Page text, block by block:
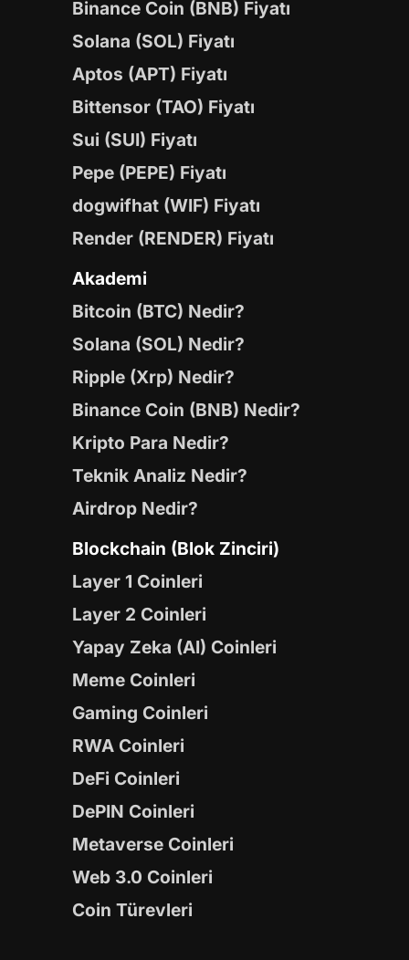
Binance Coin (BNB) Fiyatı
Solana (SOL) Fiyatı
Aptos (APT) Fiyatı
Bittensor (TAO) Fiyatı
Sui (SUI) Fiyatı
Pepe (PEPE) Fiyatı
dogwifhat (WIF) Fiyatı
Render (RENDER) Fiyatı
Akademi
Bitcoin (BTC) Nedir?
Solana (SOL) Nedir?
Ripple (Xrp) Nedir?
Binance Coin (BNB) Nedir?
Kripto Para Nedir?
Teknik Analiz Nedir?
Airdrop Nedir?
Blockchain (Blok Zinciri)
Layer 1 Coinleri
Layer 2 Coinleri
Yapay Zeka (AI) Coinleri
Meme Coinleri
Gaming Coinleri
RWA Coinleri
DeFi Coinleri
DePIN Coinleri
Metaverse Coinleri
Web 3.0 Coinleri
Coin Türevleri